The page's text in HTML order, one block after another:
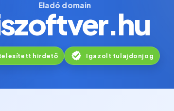
Eladó domain
hirdető Igazolt tulajdonjog